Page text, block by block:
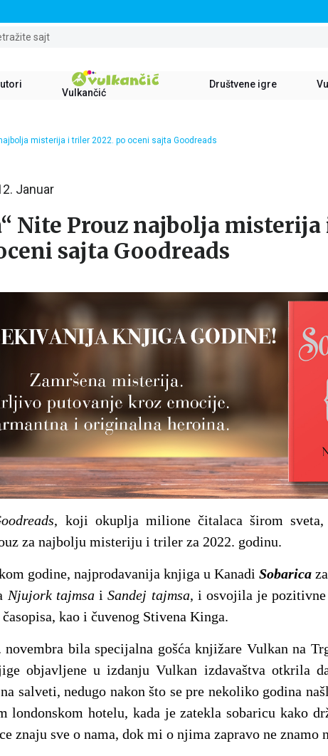
sajt
Vulkančić
Društvene igre
misterija i triler 2022. po oceni sajta Goodreads
Januar
Nite Prouz najbolja
sajta Goodreads
, koji okuplja milione čitalaca širom
za najbolju misteriju i triler za 2022. godinu.
godine, najprodavanija knjiga u Kanadi Sobarica
Njujork tajmsaiSandej tajmsa, i osvojila je
kao i čuvenog Stivena Kinga.
bila specijalna gošća knjižare Vulkan na
objavljene u izdanju Vulkan izdavaštva otkrila
salveti, nedugo nakon što se pre nekoliko godina
londonskom hotelu, kada je zatekla sobaricu kako
znaju sve o nama, dok mi o njima zapravo ne znamo